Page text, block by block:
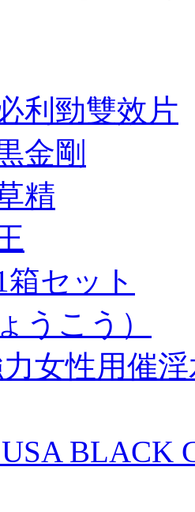
利勁雙效片
金剛
精
セット
うこう）
女性用催
BLACK